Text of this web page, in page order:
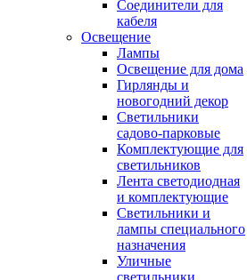
Соединители для
кабеля
Освещение
Лампы
Освещение для дома
Гирлянды и
новогодний декор
Светильники
садово-парковые
Комплектующие для
светильников
Лента светодиодная
и комплектующие
Светильники и
лампы специального
назначения
Уличные
светильники